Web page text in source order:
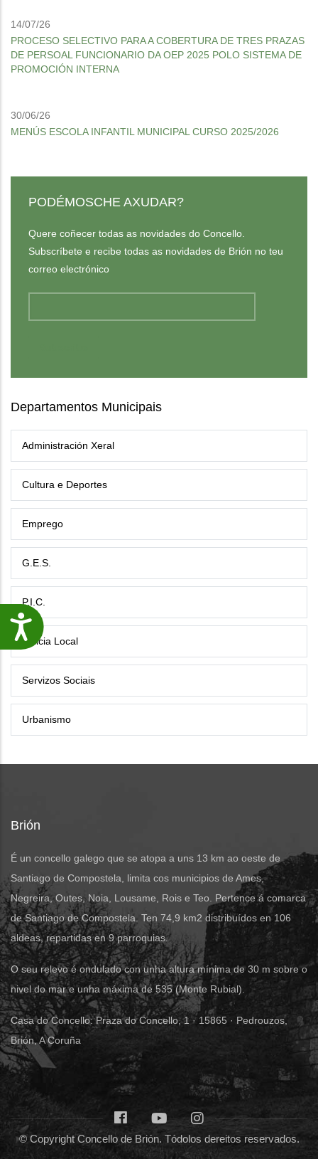
Accesibilidade
14/07/26
PROCESO SELECTIVO PARA A COBERTURA DE TRES PRAZAS
DE PERSOAL FUNCIONARIO DA OEP 2025 POLO SISTEMA DE
PROMOCIÓN INTERNA
30/06/26
MENÚS ESCOLA INFANTIL MUNICIPAL CURSO 2025/2026
PODÉMOSCHE AXUDAR?
Quere coñecer todas as novidades do Concello.
Subscríbete e recibe todas as novidades de Brión no teu
correo electrónico
Departamentos Municipais
Administración Xeral
Cultura e Deportes
Emprego
G.E.S.
P.I.C.
Policia Local
Servizos Sociais
Urbanismo
Brión
É un concello galego que se atopa a uns 13 km ao oeste de
Santiago de Compostela, limita cos municipios de Ames,
Negreira, Outes, Noia, Lousame, Rois e Teo. Pertence á comarca
de Santiago de Compostela. Ten 74,9 km2 distribuídos en 106
aldeas, repartidas en 9 parroquias.
O seu relevo é ondulado con unha altura mínima de 30 m sobre o
nivel do mar e unha máxima de 535 (Monte Rubial).
Casa do Concello: Praza do Concello, 1 · 15865 · Pedrouzos,
Brión, A Coruña
© Copyright Concello de Brión. Tódolos dereitos reservados.